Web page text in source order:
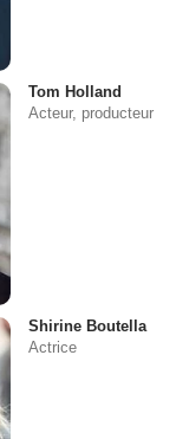
Tom Holland
Acteur, producteur
Shirine Boutella
Actrice